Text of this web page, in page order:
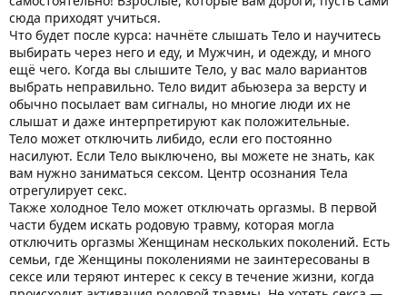
сюда приходят учиться.
Что будет после курса: начнёте слышать Тело и научитесь
выбирать через него и еду, и Мужчин, и одежду, и много
ещё чего. Когда вы слышите Тело, у вас мало вариантов
выбрать неправильно. Тело видит абьюзера за версту и
обычно посылает вам сигналы, но многие люди их не
слышат и даже интерпретируют как положительные.
Тело может отключить либидо, если его постоянно
насилуют. Если Тело выключено, вы можете не знать, как
вам нужно заниматься сексом. Центр осознания Тела
отрегулирует секс.
Также холодное Тело может отключать оргазмы. В первой
части будем искать родовую травму, которая могла
отключить оргазмы Женщинам нескольких поколений. Есть
семьи, где Женщины поколениями не заинтересованы в
сексе или теряют интерес к сексу в течение жизни, когда